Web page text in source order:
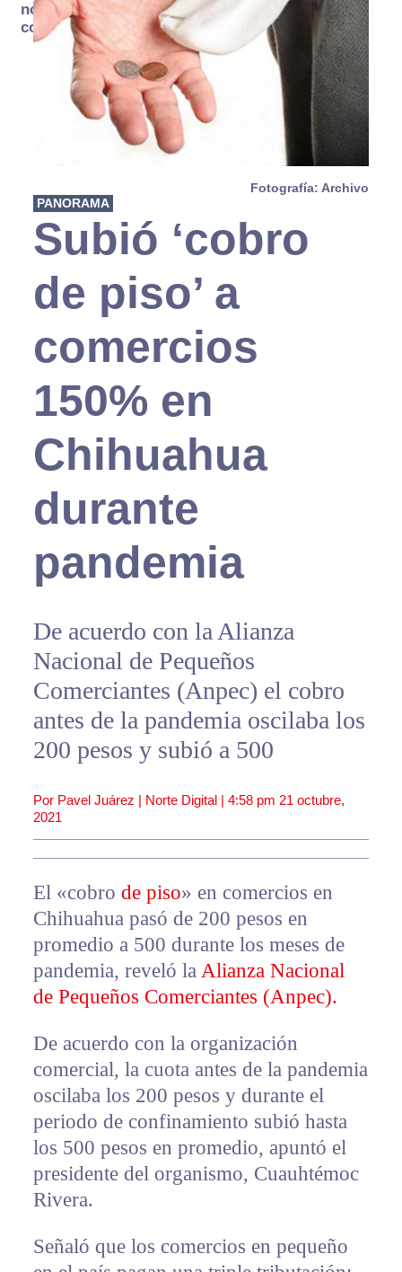
no se
consume
Fotografía: Archivo
PANORAMA
Subió ‘cobro
de piso’ a
comercios
150% en
Chihuahua
durante
pandemia
De acuerdo con la Alianza
Nacional de Pequeños
Comerciantes (Anpec) el cobro
antes de la pandemia oscilaba los
200 pesos y subió a 500
Por Pavel Juárez | Norte Digital | 4:58 pm 21 octubre,
2021
El «cobro de piso» en comercios en
Chihuahua pasó de 200 pesos en
promedio a 500 durante los meses de
pandemia, reveló la Alianza Nacional
de Pequeños Comerciantes (Anpec).
De acuerdo con la organización
comercial, la cuota antes de la pandemia
oscilaba los 200 pesos y durante el
periodo de confinamiento subió hasta
los 500 pesos en promedio, apuntó el
presidente del organismo, Cuauhtémoc
Rivera.
Señaló que los comercios en pequeño